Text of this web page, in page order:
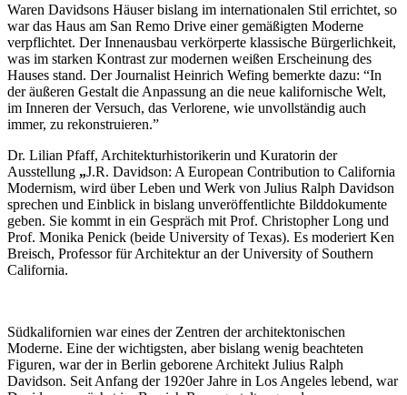
Waren Davidsons Häuser bislang im internationalen Stil errichtet, so
war das Haus am San Remo Drive einer gemäßigten Moderne
verpflichtet. Der Innenausbau verkörperte klassische Bürgerlichkeit,
was im starken Kontrast zur modernen weißen Erscheinung des
Hauses stand. Der Journalist Heinrich Wefing bemerkte dazu: “In
der äußeren Gestalt die Anpassung an die neue kalifornische Welt,
im Inneren der Versuch, das Verlorene, wie unvollständig auch
immer, zu rekonstruieren.”
Dr. Lilian Pfaff, Architekturhistorikerin und Kuratorin der
Ausstellung „J.R. Davidson: A European Contribution to California
Modernism, wird über Leben und Werk von Julius Ralph Davidson
sprechen und Einblick in bislang unveröffentlichte Bilddokumente
geben. Sie kommt in ein Gespräch mit Prof. Christopher Long und
Prof. Monika Penick (beide University of Texas). Es moderiert Ken
Breisch, Professor für Architektur an der University of Southern
California.
Südkalifornien war eines der Zentren der architektonischen
Moderne. Eine der wichtigsten, aber bislang wenig beachteten
Figuren, war der in Berlin geborene Architekt Julius Ralph
Davidson. Seit Anfang der 1920er Jahre in Los Angeles lebend, war